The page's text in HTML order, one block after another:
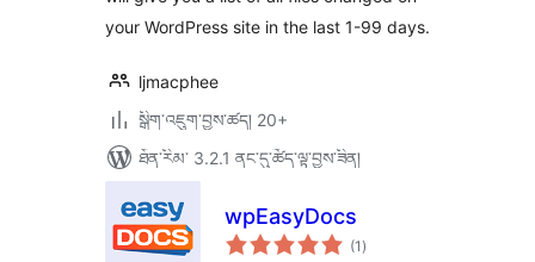
your WordPress site in the last 1-99 days.
ljmacphee
སྒྲིག་འཇུག་བྱས་ཚད། 20+
ཐོན་རིམ་ 3.2.1 ནང་དུ་ཚོད་ལྟ་བྱས་ཟིན།
wpEasyDocs
(1 གདེང་
འཇོག་
)